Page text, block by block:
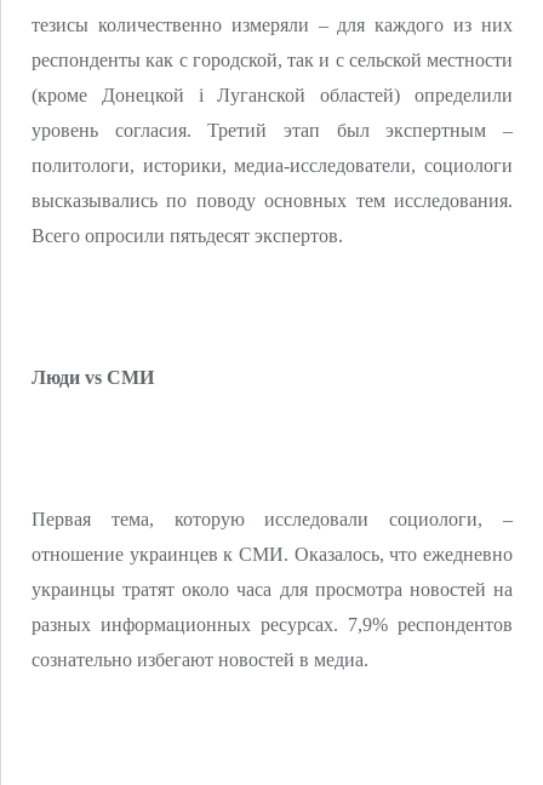
тезисы количественно измеряли – для каждого из них
респонденты как с городской, так и с сельской местности
(кроме Донецкой і Луганской областей) определили
уровень согласия. Третий этап был экспертным –
политологи, историки, медиа-исследователи, социологи
высказывались по поводу основных тем исследования.
Всего опросили пятьдесят экспертов.
Люди vs СМИ
Первая тема, которую исследовали социологи, –
отношение украинцев к СМИ. Оказалось, что ежедневно
украинцы тратят около часа для просмотра новостей на
разных информационных ресурсах. 7,9% респондентов
сознательно избегают новостей в медиа.